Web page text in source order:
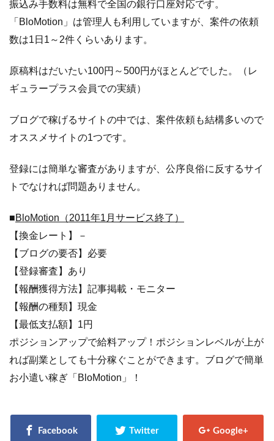
振込み手数料は無料で全国の銀行口座対応です。
「BloMotion」は管理人も利用していますが、案件の依頼
数は1日1～2件くらいあります。
原稿料はだいたい100円～500円がほとんどでした。（レ
ギュラープラス会員での実績）
ブログで稼げるサイトの中では、案件依頼も結構多いので
オススメサイトの1つです。
登録には簡単な審査がありますが、公序良俗に反するサイ
トでなければ問題ありません。
■BloMotion（2011年1月サービス終了）
【換金レート】－
【ブログの要否】必要
【登録審査】あり
【報酬獲得方法】記事掲載・モニター
【報酬の種類】現金
【最低支払額】1円
ポジションアップで給料アップ！ポジションレベルが上が
れば副業としても十分稼ぐことができます。ブログで簡単
お小遣い稼ぎ「BloMotion」！